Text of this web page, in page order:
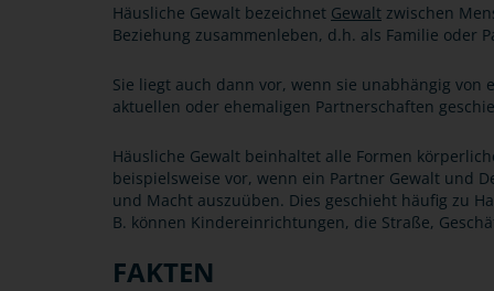
Häusliche Gewalt bezeichnet Gewalt zwischen
Beziehung zusammenleben, d.h. als Familie oder
Sie liegt auch dann vor, wenn sie unabhängig
aktuellen oder ehemaligen Partnerschaften
Häusliche Gewalt beinhaltet alle Formen
beispielsweise vor, wenn ein Partner Gewalt und
und Macht auszuüben. Dies geschieht häufig zu
B. können Kindereinrichtungen, die Straße,
FAKTEN